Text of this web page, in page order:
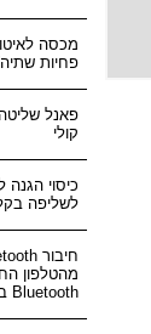
מכסה
פחיות
פאנל
קולי
כיסוי הגנה
לשליפה
חיבור
מהטלפון
Bluetooth